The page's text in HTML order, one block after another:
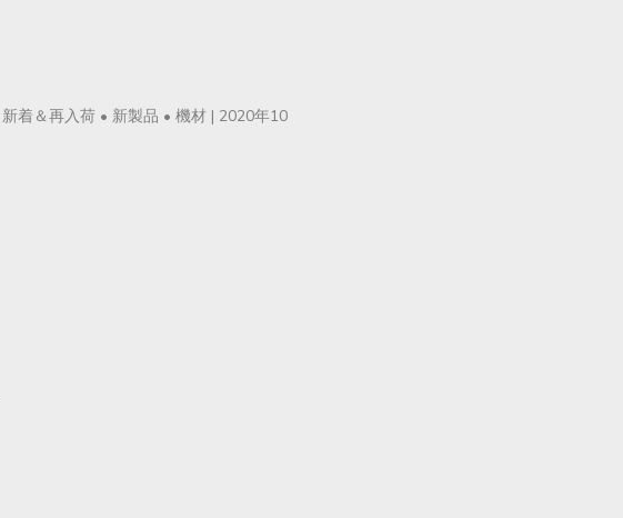
新着＆再入荷 • 新製品 • 機材 | 2020年10